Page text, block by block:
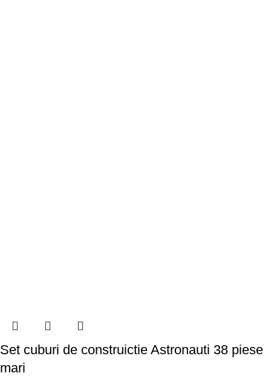
Set cuburi de construictie Astronauti 38 piese
mari